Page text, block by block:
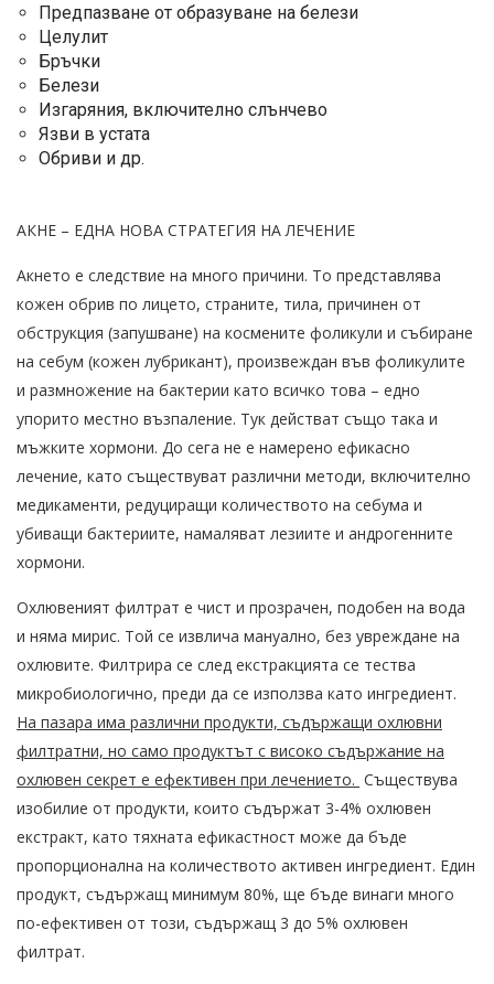
Предпазване от образуване на белези
Целулит
Бръчки
Белези
Изгаряния, включително слънчево
Язви в устата
Обриви и др.
АКНЕ – ЕДНА НОВА СТРАТЕГИЯ НА ЛЕЧЕНИЕ
Акнето е следствие на много причини. То представлява
кожен обрив по лицето, страните, тила, причинен от
обструкция (запушване) на космените фоликули и събиране
на себум (кожен лубрикант), произвеждан във фоликулите
и размножение на бактерии като всичко това – едно
упорито местно възпаление. Тук действат също така и
мъжките хормони. До сега не е намерено ефикасно
лечение, като съществуват различни методи, включително
медикаменти, редуциращи количеството на себума и
убиващи бактериите, намаляват лезиите и андрогенните
хормони.
Охлювеният филтрат е чист и прозрачен, подобен на вода
и няма мирис. Той се извлича мануално, без увреждане на
охлювите. Филтрира се след екстракцията се тества
микробиологично, преди да се използва като ингредиент.
На пазара има различни продукти, съдържащи охлювни
филтратни, но само продуктът с високо съдържание на
охлювен секрет е ефективен при лечението. Съществува
изобилие от продукти, които съдържат 3-4% охлювен
екстракт, като тяхната ефикастност може да бъде
пропорционална на количеството активен ингредиент. Един
продукт, съдържащ минимум 80%, ще бъде винаги много
по-ефективен от този, съдържащ 3 до 5% охлювен
филтрат.